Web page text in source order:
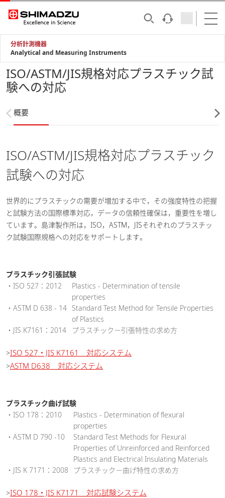
分析計測機器
Analytical and Measuring Instruments
ISO/ASTM/JIS規格対応プラスチック試
験への対応
概要
ISO/ASTM/JIS規格対応プラスチック
試験への対応
世界的にプラスチックの需要が増加する中で，その強度特性の把握
と試験方法の国際標準対応，データの信頼性確保は，重要性を増し
ています。島津製作所は，ISO，ASTM，JISそれぞれのプラスチッ
ク試験国際規格への対応をサポートします。
プラスチック引張試験
・ISO 527：2012
Plastics - Determination of tensile
properties
・ASTM D 638 - 14 Standard Test Method for Tensile Properties
of Plastics
・JIS K7161：2014
プラスチック－引張特性の求め方
>ISO 527・JIS K7161 対応システム
>ASTM D638 対応システム
プラスチック曲げ試験
・ISO 178：2010
Plastics - Determination of flexural
properties
・ASTM D 790 -10
Standard Test Methods for Flexural
Properties of Unreinforced and Reinforced
Plastics and Electrical Insulating Materials
・JIS K 7171：2008
プラスチック－曲げ特性の求め方
>ISO 178・JIS K7171 対応試験システム